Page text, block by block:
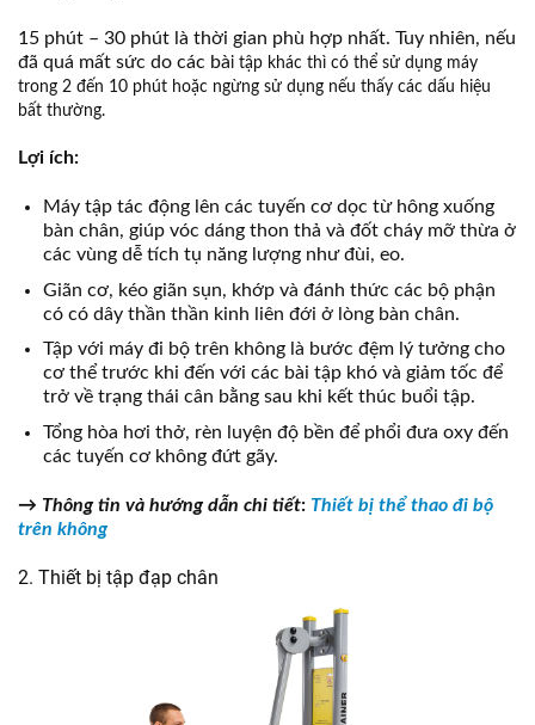
15 phút – 30 phút là thời gian phù hợp nhất. Tuy nhiên, nếu
đã quá mất sức do các bài tập khác thì có thể sử dụng máy
trong 2 đến 10 phút hoặc ngừng sử dụng nếu thấy các dấu hiệu
bất thường.
Lợi ích:
Máy tập tác động lên các tuyến cơ dọc từ hông xuống
bàn chân, giúp vóc dáng thon thả và đốt cháy mỡ thừa ở
các vùng dễ tích tụ năng lượng như đùi, eo.
Giãn cơ, kéo giãn sụn, khớp và đánh thức các bộ phận
có có dây thần thần kinh liên đới ở lòng bàn chân.
Tập với máy đi bộ trên không là bước đệm lý tưởng cho
cơ thể trước khi đến với các bài tập khó và giảm tốc để
trở về trạng thái cân bằng sau khi kết thúc buổi tập.
Tổng hòa hơi thở, rèn luyện độ bền để phổi đưa oxy đến
các tuyến cơ không đứt gãy.
→ Thông tin và hướng dẫn chi tiết: Thiết bị thể thao đi bộ
trên không
2. Thiết bị tập đạp chân